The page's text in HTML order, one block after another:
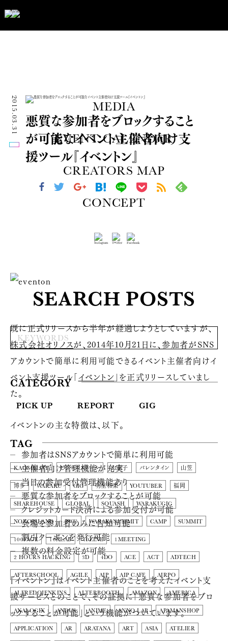
MEDIA
EVENT CALENDAR
CREATORS MAP
CONCEPT
SEARCH POSTS
CATEGORY
PICK UP REPORT GIG
TAG
KAOSPILOT ビジネススクール お菓子 バレンタイン 山笠
博多 WARAKU GIG 明星和楽 YOUTUBER 福岡
SHAREHOUSE GLOBAL SQUASH WARAKUGIG
NOKOISLAND PWC WARAKUSUMMIT CAMP SUMMIT
100FACE 10XLAB 10ZINE 1MEETING
2 HOURS HACKING 3D 4DO ACE ACT ADTECH
AFTERSCHOOL AGILE AIP AIP CAFE AIRPO
ALFREDOJENKINS ALTERBOOTH AMAZON AMERICA
ANALOGIX ANDUS ANIME ANNO-LAB APAMANSHOP
APPLICATION AR ARATANA ART ASIA ATELIER
悪質な参加者をブロックすること
が可能なイベント主催者向け支
援ツール『イベントン』
2015.03.31
既に正式リリースから半年が経過しようとしていますが、
株式会社オリノスが、2014年10月21日に、参加者がSNS
アカウントで簡単に利用可能できるイベント主催者向けイ
ベント支援ツール「イベントン 」を正式リリースしていまし
た。
イベントンの主な特徴は、以下。
参加者はSNSアカウントで簡単に利用可能
主催者向け管理機能が充実
当日の参加受付管理機能あり
悪質な参加者をブロックすることが可能
クレジットカード決済による参加受付が可能
会場を参加者のみに告知可能
割引クーポンを発行可能
複数の料金設定が可能
『イベントン』はイベント主催者のことを考えたイベント支
援サービスとのことで、その証拠に「悪質な参加者をブロ
ックすることが可能」という機能がついています。